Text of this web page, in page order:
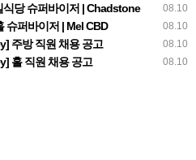
08.10
식당 슈퍼바이저 | Chadstone
08.10
슈퍼바이저 | Mel CBD
08.10
주방 직원 채용 공고
08.10
홀 직원 채용 공고